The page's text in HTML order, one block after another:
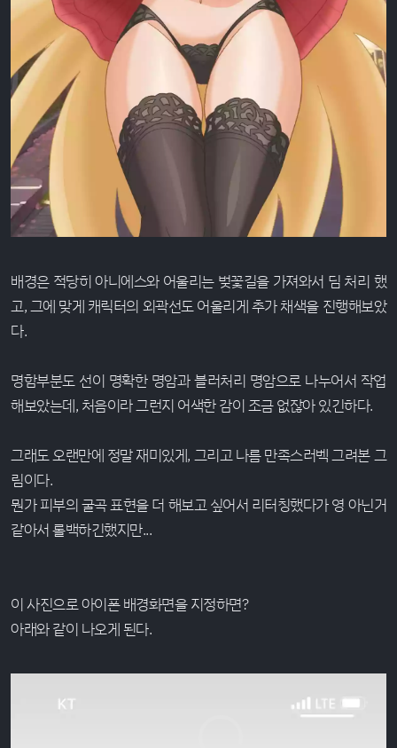
배경은 적당히 아니에스와 어울리는 벚꽃길을 가져와서 딤 처리 했
고, 그에 맞게 캐릭터의 외곽선도 어울리게 추가 채색을 진행해보았
다.
명함부분도 선이 명확한 명암과 블러처리 명암으로 나누어서 작업
해보았는데, 처음이라 그런지 어색한 감이 조금 없잖아 있긴하다.
그래도 오랜만에 정말 재미있게, 그리고 나름 만족스러벡 그려본 그
림이다.
뭔가 피부의 굴곡 표현을 더 해보고 싶어서 리터칭했다가 영 아닌거
같아서 롤백하긴했지만...
이 사진으로 아이폰 배경화면을 지정하면?
아래와 같이 나오게 된다.